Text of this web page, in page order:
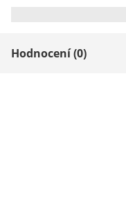
Hodnocení (0)